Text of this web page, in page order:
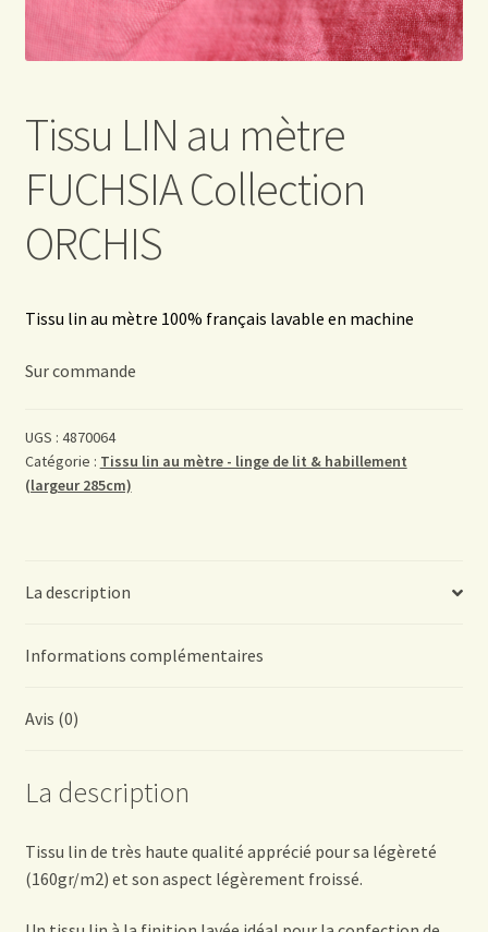
Tissu LIN au mètre
FUCHSIA Collection
ORCHIS
Tissu lin au mètre 100% français lavable en machine
Sur commande
UGS : 4870064
Catégorie : Tissu lin au mètre - linge de lit & habillement
(largeur 285cm)
La description
Informations complémentaires
Avis (0)
La description
Tissu lin de très haute qualité apprécié pour sa légèreté
(160gr/m2) et son aspect légèrement froissé.